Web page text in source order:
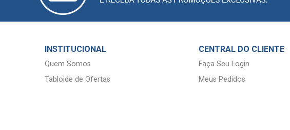
INSTITUCIONAL
Quem Somos
Tabloide de Ofertas
CENTRAL DO CLIENTE
Faça Seu Login
Meus Pedidos